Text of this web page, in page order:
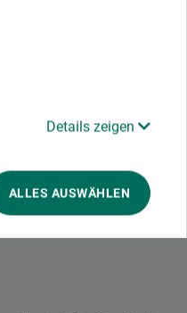
Details zeigen
ALLES AUSWÄHLEN